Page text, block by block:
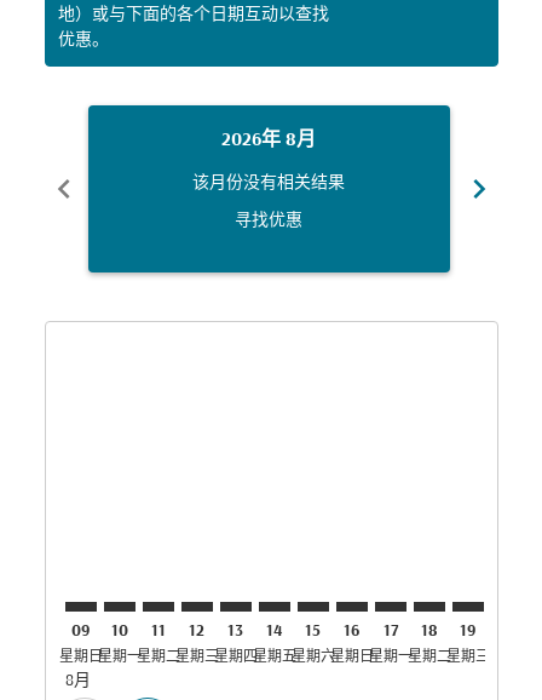
地）或与下面的各个日期互动以查找
优惠。
chevron_left
2026年 8月
该月份没有相关结果
寻找优惠
chevron_right
09
星期日
8月
10
星期一
11
星期二
12
星期三
13
星期四
14
星期五
15
星期六
16
星期日
17
星期一
18
星期二
19
星期三星期四